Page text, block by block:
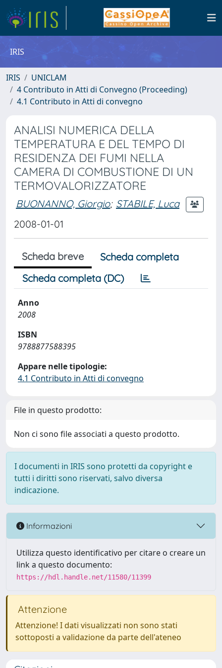
IRIS
IRIS
UNICLAM
4 Contributo in Atti di Convegno (Proceeding)
4.1 Contributo in Atti di convegno
ANALISI NUMERICA DELLA
TEMPERATURA E DEL TEMPO DI
RESIDENZA DEI FUMI NELLA
CAMERA DI COMBUSTIONE DI UN
TERMOVALORIZZATORE
BUONANNO, Giorgio; STABILE, Luca
2008-01-01
Scheda breve
Scheda completa
Scheda completa (DC)
Anno
2008
ISBN
9788877588395
Appare nelle tipologie:
4.1 Contributo in Atti di convegno
File in questo prodotto:
Non ci sono file associati a questo prodotto.
I documenti in IRIS sono protetti da copyright e
tutti i diritti sono riservati, salvo diversa
indicazione.
Informazioni
Utilizza questo identificativo per citare o creare un
link a questo documento:
https://hdl.handle.net/11580/11399
Attenzione
Attenzione! I dati visualizzati non sono stati
sottoposti a validazione da parte dell'ateneo